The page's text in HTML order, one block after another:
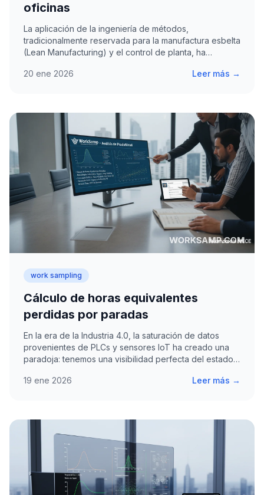
oficinas
La aplicación de la ingeniería de métodos,
tradicionalmente reservada para la manufactura esbelta
(Lean Manufacturing) y el control de planta, ha
20 ene 2026
Leer más →
work sampling
Cálculo de horas equivalentes
perdidas por paradas
En la era de la Industria 4.0, la saturación de datos
provenientes de PLCs y sensores IoT ha creado una
paradoja: tenemos una visibilidad perfecta del estado…
19 ene 2026 Leer más →